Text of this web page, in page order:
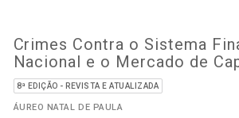
Crimes Contra o Sistema
Nacional e o Mercado de
8ª EDIÇÃO - REVISTA E ATUALIZADA
ÁUREO NATAL DE PAULA